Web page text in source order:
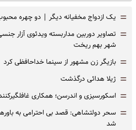
= یک ازدواج مخفیانه دیگر | دو چهره
= تصاویر دوربین مداربسته ویدئوی آزار
شهر بهم ریخت
= بازیگر زن مشهور از سینما خداحافظی کرد
= ژیلا هدائی درگذشت
= اسکورسیزی و اندرسن؛ همکاری
= سحر دولتشاهی: قصد بی احترامی به
شد